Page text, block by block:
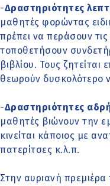
-Δραστηριότητες
μαθητές φορώντας
πρέπει να περάσουν
τοποθετήσουν
βιβλίου. Τους ζητείται
θεωρούν δυσκολότερο
-Δραστηριότητες
μαθητές βιώνουν την
κινείται κάποιος με
πατερίτσες κ.λ.π.
Στην αυριανή